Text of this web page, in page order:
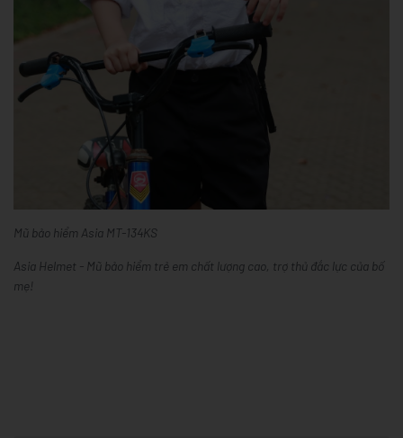
Mũ bảo hiểm Asia MT-134KS
Asia Helmet - Mũ bảo hiểm trẻ em chất lượng cao, trợ thủ đắc lực của bố
mẹ!